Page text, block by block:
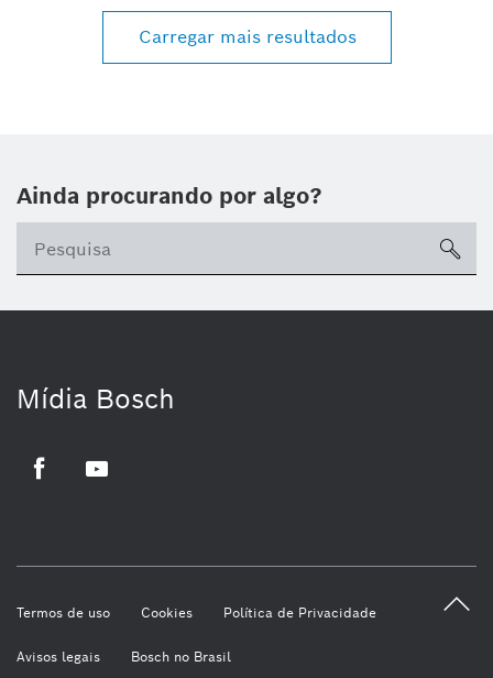
Carregar mais resultados
Ainda procurando por algo?
Mídia Bosch
Termos de uso Cookies Política de Privacidade
Avisos legais Bosch no Brasil